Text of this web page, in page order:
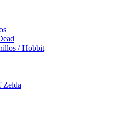
/ Hobbit
Zelda